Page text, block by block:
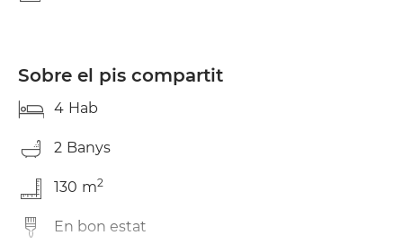
Sobre el pis compartit
4 Hab
2 Banys
130 m2
En bon estat